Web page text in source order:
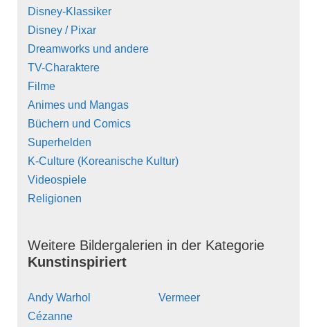
Disney-Klassiker
Disney / Pixar
Dreamworks und andere
TV-Charaktere
Filme
Animes und Mangas
Büchern und Comics
Superhelden
K-Culture (Koreanische Kultur)
Videospiele
Religionen
Weitere Bildergalerien in der Kategorie
Kunstinspiriert
Andy Warhol
Cézanne
Vermeer